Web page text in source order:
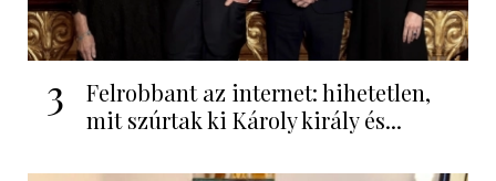
3
Felrobbant az internet: hihetetlen,
mit szúrtak ki Károly király és...